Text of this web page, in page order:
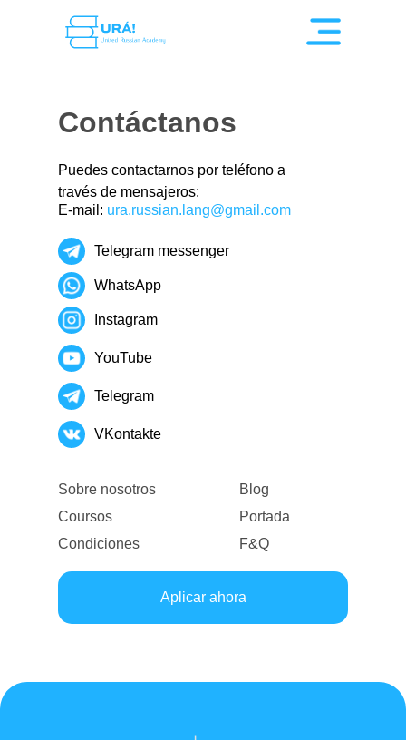
Contáctanos
Puedes contactarnos por teléfono a
través de mensajeros:
E-mail: ura.russian.lang@gmail.com
Sobre nosotros
Coursos
Condiciones
F&Q
Blog
Portada
Aplicar ahora
YouTube
Instagram
Telegram
VKontakte
WhatsApp
Telegram messenger